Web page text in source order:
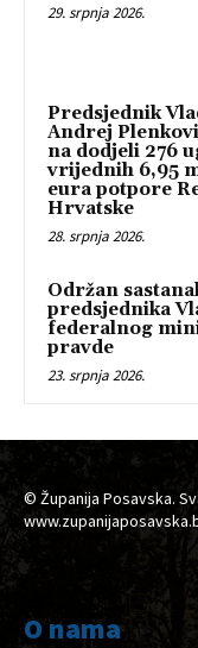
29. srpnja 2026.
Predsjednik
Andrej
na dodjeli 276
vrijednih 6,95
eura potpore
Hrvatske
28. srpnja 2026.
Održan
predsjednika
federalnog
pravde
23. srpnja 2026.
© Županija Posavska.
O nama